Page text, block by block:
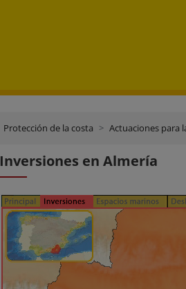
Protección de la costa Actuaciones para
Inversiones en Almería